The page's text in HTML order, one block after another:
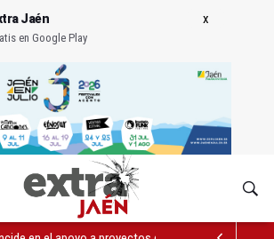
Jaén
en Google Play